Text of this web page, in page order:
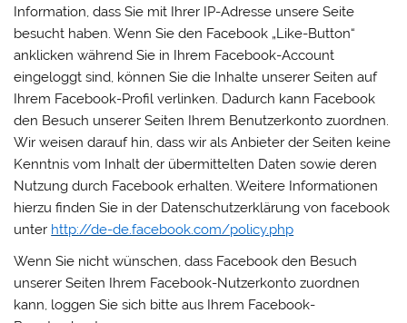
Information, dass Sie mit Ihrer IP-Adresse unsere Seite
besucht haben. Wenn Sie den Facebook „Like-Button“
anklicken während Sie in Ihrem Facebook-Account
eingeloggt sind, können Sie die Inhalte unserer Seiten auf
Ihrem Facebook-Profil verlinken. Dadurch kann Facebook
den Besuch unserer Seiten Ihrem Benutzerkonto zuordnen.
Wir weisen darauf hin, dass wir als Anbieter der Seiten keine
Kenntnis vom Inhalt der übermittelten Daten sowie deren
Nutzung durch Facebook erhalten. Weitere Informationen
hierzu finden Sie in der Datenschutzerklärung von facebook
unter http://de-de.facebook.com/policy.php
Wenn Sie nicht wünschen, dass Facebook den Besuch
unserer Seiten Ihrem Facebook-Nutzerkonto zuordnen
kann, loggen Sie sich bitte aus Ihrem Facebook-